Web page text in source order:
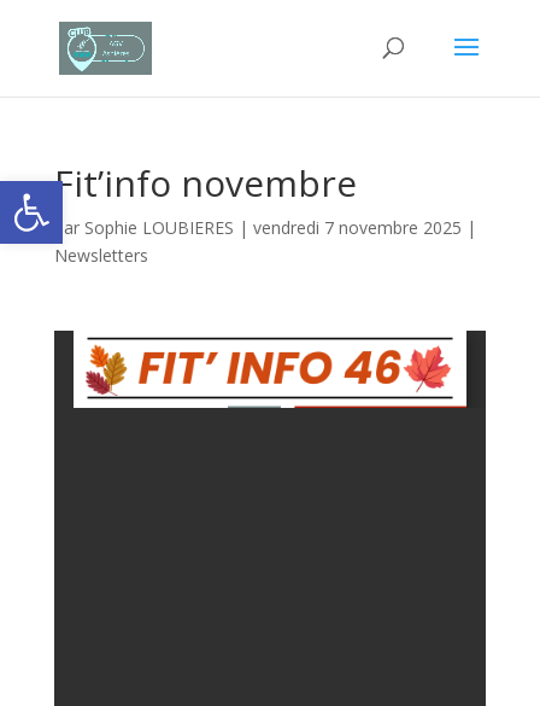
Ouvrir la barre d’outils
Fit’info novembre
par Sophie LOUBIERES | vendredi 7 novembre 2025 |
Newsletters